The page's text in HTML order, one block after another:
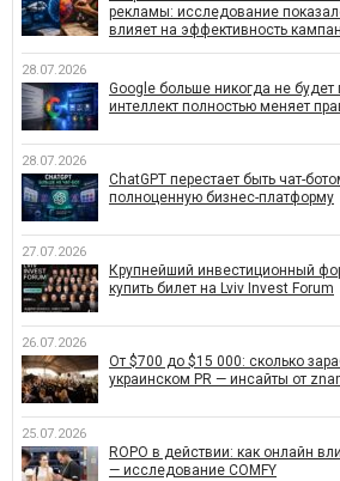
рекламы: исследование
влияет на эффективность
28.07.2026
Google больше никогда не
интеллект полностью меняет
28.07.2026
ChatGPT перестает быть чат-
полноценную бизнес-платформу
27.07.2026
Крупнейший инвестиционный
купить билет на Lviv Invest Forum
26.07.2026
От $700 до $15 000: сколько
украинском PR — инсайты от
25.07.2026
ROPO в действии: как онлайн
— исследование COMFY